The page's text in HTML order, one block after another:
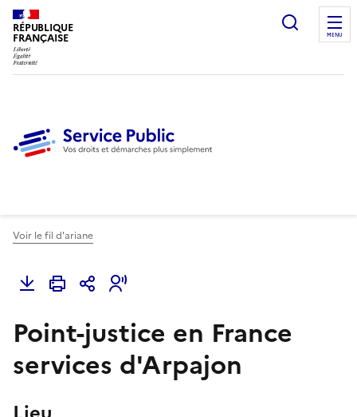
RÉPUBLIQUE
FRANÇAISE
Ouvrir
MENU
Voir le fil d'ariane
Point-justice en France
services d'Arpajon